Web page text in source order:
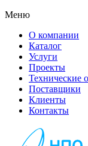
Меню
О компании
Каталог
Услуги
Проекты
Технические
Поставщики
Клиенты
Контакты